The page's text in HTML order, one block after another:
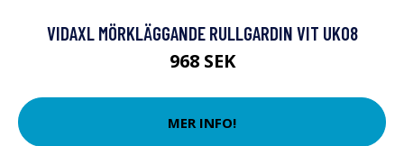
VIDAXL MÖRKLÄGGANDE RULLGARDIN VIT UK08
968 SEK
MER INFO!